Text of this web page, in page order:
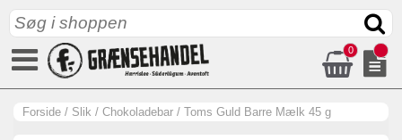
0
Forside / Slik / Chokoladebar / Toms Guld Barre Mælk 45 g